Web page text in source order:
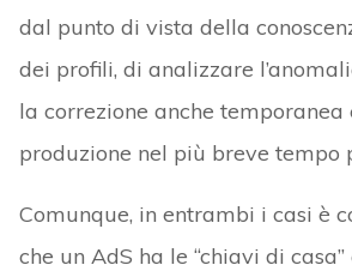
dal punto di vista della
dei profili, di analizzare
la correzione anche
produzione nel più breve tempo
Comunque, in entrambi i casi è
che un AdS ha le “chiavi di